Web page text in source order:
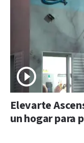
Elevarte
un hogar para